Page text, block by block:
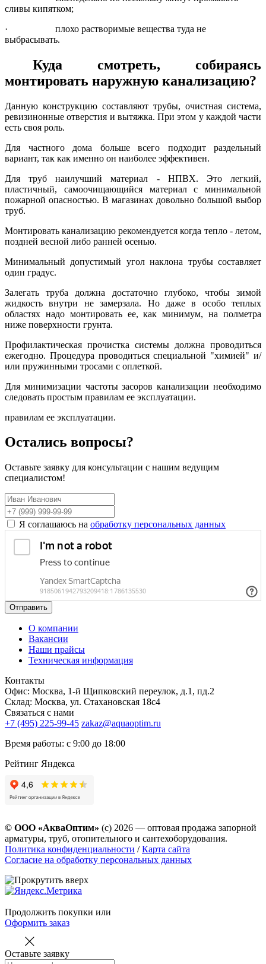
сливы кипятком;
·
плохо растворимые вещества туда не
выбрасывать.
Куда смотреть, собираясь
монтировать наружную канализацию?
Данную конструкцию составляют трубы, очистная система,
ревизинонные отверстия и вытяжка. При этом у каждой части
есть своя роль.
Для частного дома больше всего подходит раздельный
вариант, так как именно он наиболее эффективен.
Для труб наилучший материал - НПВХ. Это легкий,
пластичный, самоочищающийся материал с минимальной
пожарной опасностью. В магазинах довольно большой выбор
труб.
Монтировать канализацию рекомендуется когда тепло - летом,
поздней весной либо ранней осенью.
Минимальный допустимый угол наклона трубы составляет
один градус.
Залегать труба должна достаточно глубоко, чтобы зимой
жидкость внутри не замерзала. Но даже в особо теплых
областях надо монтировать ее, как минимум, на полметра
ниже поверхности грунта.
Профилактическая прочистка системы должна проводиться
ежегодно. Процедура проводиться специальной "химией" и/
или пружинными тросами с оплеткой.
Для минимизации частоты засоров канализации необходимо
следовать простым правилам ее эксплуатации.
правилам ее эксплуатации.
Остались вопросы?
Оставьте заявку для консультации с нашим ведущим
специалистом!
Я соглашаюсь на обработку персональных данных
Отправить
О компании
Вакансии
Наши прайсы
Техническая информация
Контакты
Офис: Москва, 1-й Щипковский переулок, д.1, пд.2
Склад: Москва, ул. Стахановская 18с4
Связаться с нами
+7 (495) 225-99-45 zakaz@aquaoptim.ru
Время работы: с 9:00 до 18:00
Рейтинг Яндекса
© ООО «АкваОптим» (с) 2026 — оптовая продажа запорной
арматуры, труб, отопительного и сантехоборудования.
Политика конфиденциальности /Карта сайта
Согласие на обработку персональных данных
Продолжить покупки или
Оформить заказ
Оставьте заявку